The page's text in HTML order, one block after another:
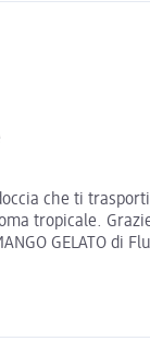
che ti
tropicale.
GELATO